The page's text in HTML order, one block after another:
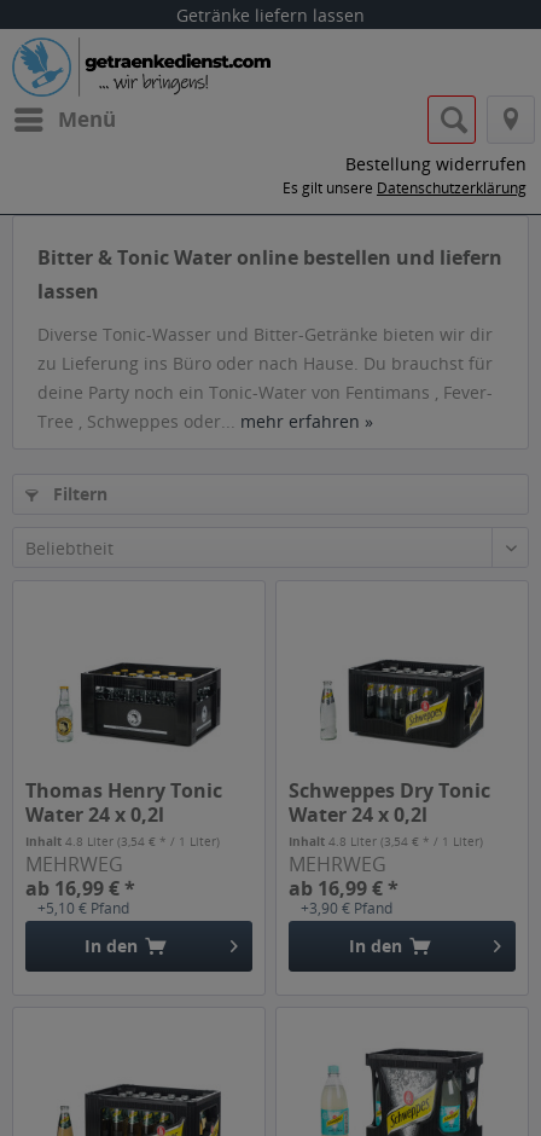
Getränke liefern lassen
Menü
Bestellung widerrufen
Es gilt unsere Datenschutzerklärung
Bitter & Tonic Water online bestellen und liefern
lassen
Diverse Tonic-Wasser und Bitter-Getränke bieten wir dir
zu Lieferung ins Büro oder nach Hause. Du brauchst für
deine Party noch ein Tonic-Water von Fentimans , Fever-
Tree , Schweppes oder... mehr erfahren »
Filtern
Thomas Henry Tonic
Water 24 x 0,2l
Inhalt4.8 Liter(3,54 € * / 1 Liter)
MEHRWEG
ab 16,99 € *
+5,10 € Pfand
In den
Schweppes Dry Tonic
Water 24 x 0,2l
Inhalt4.8 Liter(3,54 € * / 1 Liter)
MEHRWEG
ab 16,99 € *
+3,90 € Pfand
In den